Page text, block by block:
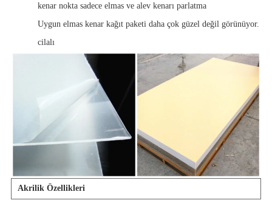
kenar nokta sadece elmas ve alev kenarı parlatma
Uygun elmas kenar kağıt paketi daha çok güzel değil görünüyor.
cilalı
Akrilik Özellikleri